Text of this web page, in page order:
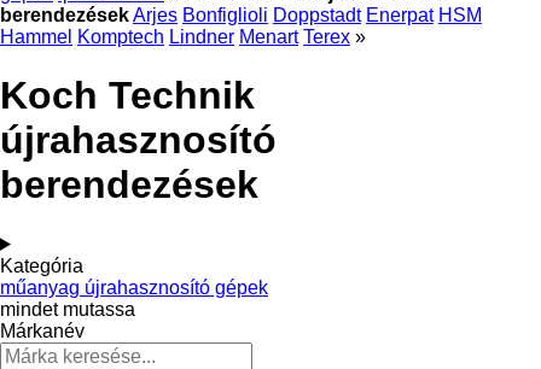
berendezésekArjes Bonfiglioli Doppstadt Enerpat HSM
Hammel Komptech Lindner Menart Terex »
Koch Technik
újrahasznosító
berendezések
Kategória
műanyag újrahasznosító gépek
mindet mutassa
Márkanév